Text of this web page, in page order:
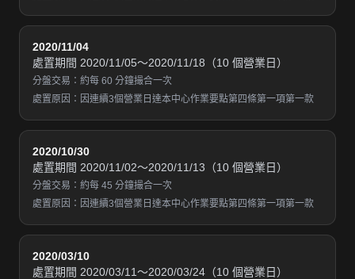
2020/11/04
處置期間 2020/11/05～2020/11/18（10 個營業日）
分盤交易：約每 60 分鐘撮合一次
處置原因：因連續3個營業日達本中心作業要點第四條第一項第一款
2020/10/30
處置期間 2020/11/02～2020/11/13（10 個營業日）
分盤交易：約每 45 分鐘撮合一次
處置原因：因連續3個營業日達本中心作業要點第四條第一項第一款
2020/03/10
處置期間 2020/03/11～2020/03/24（10 個營業日）